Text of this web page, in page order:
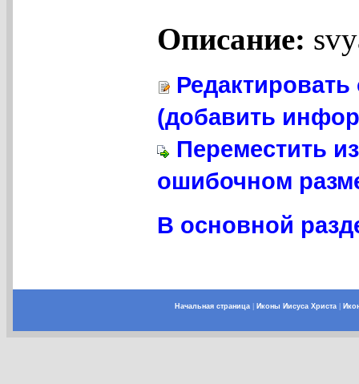
Описание:
(добавить
Переместить
ошибочном
В основной
Начальная страница| Иконы Иисуса Христа|